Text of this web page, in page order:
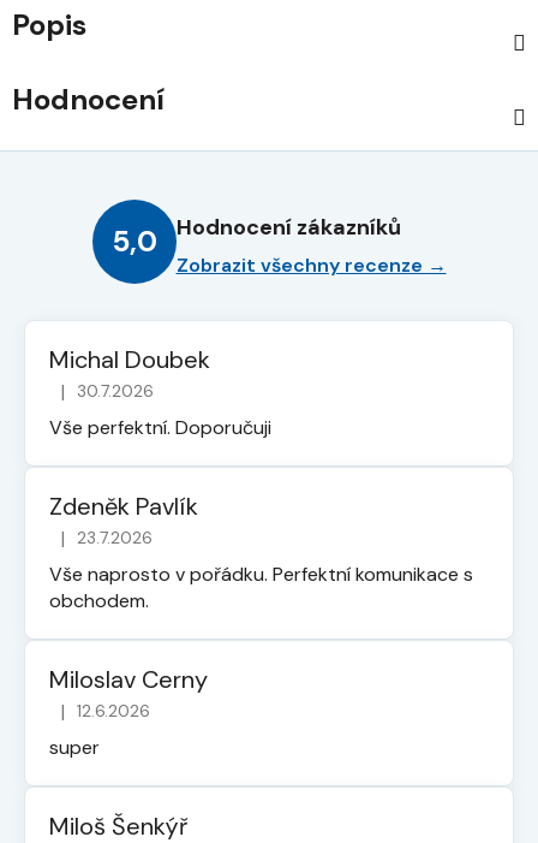
Popis
Hodnocení
5,0 Hodnocení zákazníků
Zobrazit všechny recenze →
Michal Doubek
Hodnocení obchodu je 5 z 5 hvězdiček.
| 30.7.2026
Vše perfektní. Doporučuji
Zdeněk Pavlík
Hodnocení obchodu je 5 z 5 hvězdiček.
| 23.7.2026
Vše naprosto v pořádku. Perfektní komunikace s
obchodem.
Miloslav Cerny
Hodnocení obchodu je 5 z 5 hvězdiček.
| 12.6.2026
super
Miloš Šenkýř